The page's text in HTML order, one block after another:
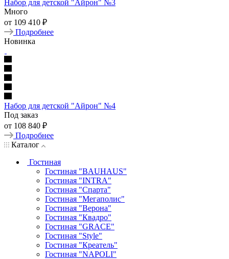
Набор для детской "Айрон" №3
Много
от 109 410 ₽
Подробнее
Новинка
Набор для детской "Айрон" №4
Под заказ
от 108 840 ₽
Подробнее
Каталог
Гостиная
Гостиная "BAUHAUS"
Гостиная "INTRA"
Гостиная "Спарта"
Гостиная "Мегаполис"
Гостиная "Верона"
Гостиная "Квадро"
Гостиная "GRACE"
Гостиная "Style"
Гостиная "Креатель"
Гостиная "NAPOLI"